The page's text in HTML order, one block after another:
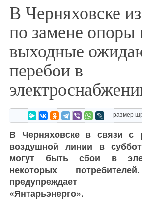
В Черняховске
по замене опоры
выходные
перебои в
размер
В Черняховске в связи с
воздушной линии в
могут быть сбои в
некоторых
предупреждает
«Янтарьэнерго».